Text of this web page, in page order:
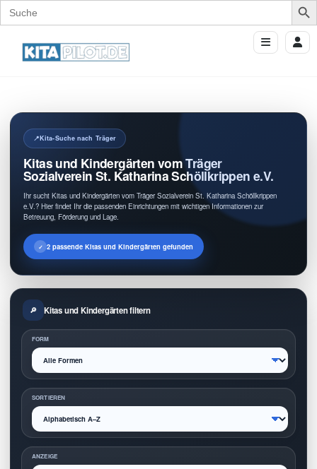
Search
for:
Kita-Suche nach Träger
Kitas und Kindergärten vom Träger
Sozialverein St. Katharina Schöllkrippen e.V.
Ihr sucht Kitas und Kindergärten vom Träger Sozialverein St. Katharina Schöllkrippen
e.V.? Hier findet Ihr die passenden Einrichtungen mit wichtigen Informationen zur
Betreuung, Förderung und Lage.
2 passende Kitas und Kindergärten gefunden
Kitas und Kindergärten filtern
FORM
SORTIEREN
ANZEIGE